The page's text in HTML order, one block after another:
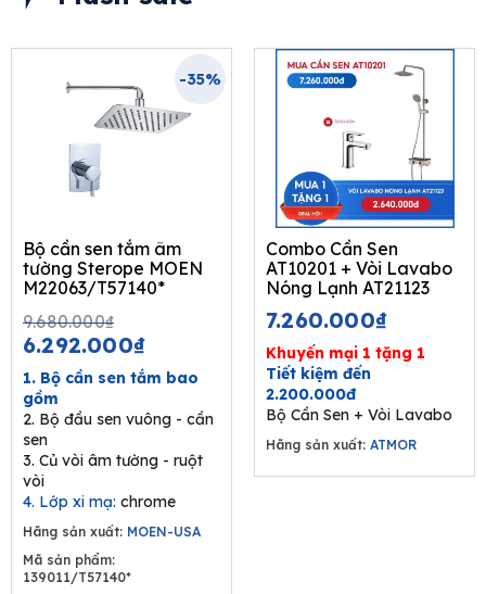
-35%
Bộ cần sen tắm âm
tường Sterope MOEN
M22063/T57140*
9.680.000₫Original
price
was:
9.680.000₫.
6.292.000₫price
is:
6.292.000₫.
1. Bộ cần sen tắm bao
gồm
2. Bộ đầu sen vuông - cần
sen
3. Củ vòi âm tường - ruột
vòi
4. Lớp xi mạ: chrome
Hãng sản xuất: MOEN-USA
Mã sản phẩm:
139011/T57140*
Combo Cần Sen
AT10201 + Vòi Lavabo
Nóng Lạnh AT21123
7.260.000₫
Khuyến mại 1 tặng 1
Tiết kiệm đến
2.200.000đ
Bộ Cần Sen + Vòi Lavabo
Hãng sản xuất: ATMOR